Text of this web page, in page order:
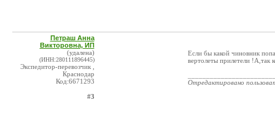
Петраш Анна
Викторовна, ИП
(удалена)
(ИНН:280111896445)
Экспедитор-перевозчик ,
Краснодар
Код:6671293
#3
Если бы какой чиновник
вертолеты прилетели !А,так
Отредактировано